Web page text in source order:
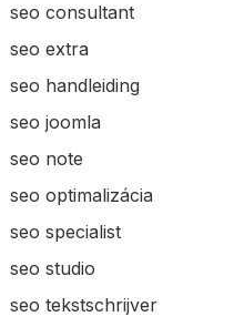
seo consultant
seo extra
seo handleiding
seo joomla
seo note
seo optimalizácia
seo specialist
seo studio
seo tekstschrijver